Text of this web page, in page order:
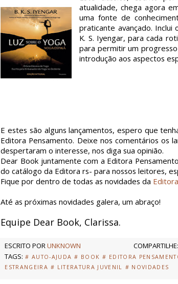
atualidade, chega agora
uma fonte de
praticante avançado.
K. S. Iyengar, para cada
para permitir um
introdução aos aspectos
E estes são alguns lançamentos, espero que
Editora Pensamento. Deixe nos comentários os
despertaram o interesse, nos diga sua opinião.
Dear Book juntamente com a Editora
do catálogo da Editora rs- para nossos leitores,
Fique por dentro de todas as novidades da
Até as próximas novidades galera, um abraço!
Equipe Dear Book, Clarissa.
ESCRITO PORUNKNOWN
COMPARTILHE:
TAGS: # AUTO-AJUDA # BOOK # EDITORA
ESTRANGEIRA # LITERATURA JUVENIL # NOVIDADES